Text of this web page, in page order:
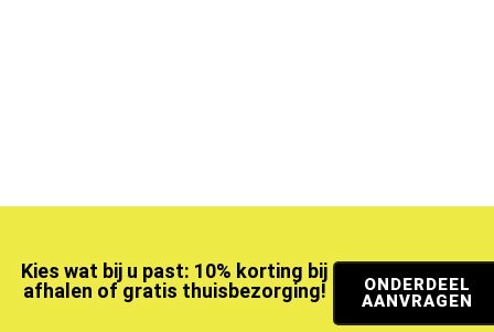
Kies wat bij u past: 10% korting bij
afhalen of gratis thuisbezorging!
ONDERDEEL
AANVRAGEN